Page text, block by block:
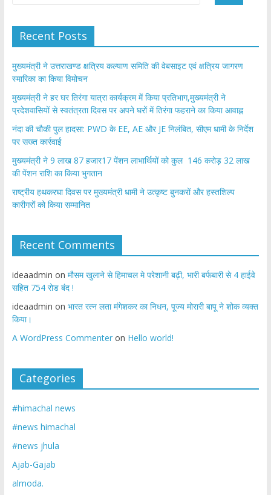
Recent Posts
मुख्यमंत्री ने उत्तराखण्ड क्षत्रिय कल्याण समिति की वेबसाइट एवं क्षत्रिय जागरण
स्मारिका का किया विमोचन
मुख्यमंत्री ने हर घर तिरंगा यात्रा कार्यक्रम में किया प्रतिभाग,मुख्यमंत्री ने
प्रदेशवासियों से स्वतंत्रता दिवस पर अपने घरों में तिरंगा फहराने का किया आवाह्न
नंदा की चौकी पुल हादसा: PWD के EE, AE और JE निलंबित, सीएम धामी के निर्देश
पर सख्त कार्रवाई
मुख्यमंत्री ने 9 लाख 87 हजार17 पेंशन लाभार्थियों को कुल 146 करोड़ 32 लाख
की पेंशन राशि का किया भुगतान
राष्ट्रीय हथकरघा दिवस पर मुख्यमंत्री धामी ने उत्कृष्ट बुनकरों और हस्तशिल्प
कारीगरों को किया सम्मानित
Recent Comments
ideaadmin on मौसम खुलाने से हिमाचल मे परेशानी बढ़ी, भारी बर्फबारी से 4 हाईवे
सहित 754 रोड बंद !
ideaadmin on भारत रत्न लता मंगेशकर का निधन, पूज्य मोरारी बापू ने शोक व्यक्त
किया।
A WordPress Commenteron Hello world!
Categories
#himachal news
#news himachal
#news jhula
Ajab-Gajab
almoda.